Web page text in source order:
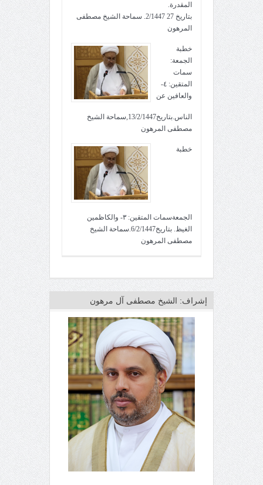
المقدرة.
بتاريخ 27 2/1447. سماحة الشيخ مصطفى
المرهون
خطبة
الجمعة:
سمات
المتقين: ٤-
والعافين عن
الناس.بتاريخ13/2/1447,سماحة الشيخ
مصطفى المرهون
خطبة
الجمعةسمات المتقين: ٣- والكاظمين
الغيظ. بتاريخ6/2/1447.سماحة الشيخ
مصطفى المرهون
إشراف: الشيخ مصطفى آل مرهون